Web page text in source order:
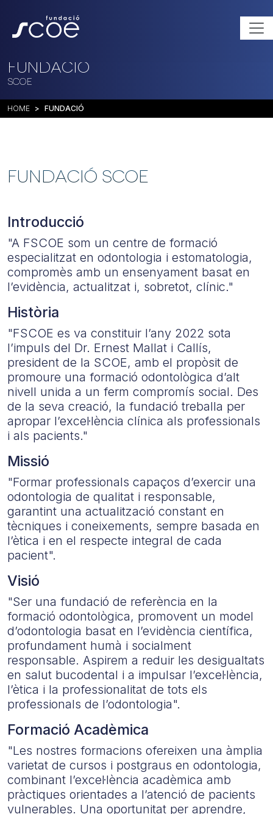
Fundació
SCOE
HOME FUNDACIÓ
FUNDACIÓ SCOE
Introducció
"A FSCOE som un centre de formació
especialitzat en odontologia i estomatologia,
compromès amb un ensenyament basat en
l’evidència, actualitzat i, sobretot, clínic."
Història
"FSCOE es va constituir l’any 2022 sota
l’impuls del Dr. Ernest Mallat i Callís,
president de la SCOE, amb el propòsit de
promoure una formació odontològica d’alt
nivell unida a un ferm compromís social. Des
de la seva creació, la fundació treballa per
apropar l’excel·lència clínica als professionals
i als pacients."
Missió
"Formar professionals capaços d’exercir una
odontologia de qualitat i responsable,
garantint una actualització constant en
tècniques i coneixements, sempre basada en
l’ètica i en el respecte integral de cada
pacient".
Visió
"Ser una fundació de referència en la
formació odontològica, promovent un model
d’odontologia basat en l’evidència científica,
profundament humà i socialment
responsable. Aspirem a reduir les desigualtats
en salut bucodental i a impulsar l’excel·lència,
l’ètica i la professionalitat de tots els
professionals de l’odontologia".
Formació Acadèmica
"Les nostres formacions ofereixen una àmplia
varietat de cursos i postgraus en odontologia,
combinant l’excel·lència acadèmica amb
pràctiques orientades a l’atenció de pacients
vulnerables. Una oportunitat per aprendre,